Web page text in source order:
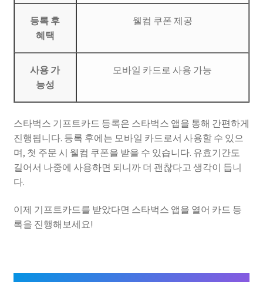
등록 후
혜택
웰컴 쿠폰 제공
사용 가
능성
모바일 카드로 사용 가능
스타벅스 기프트카드 등록은 스타벅스 앱을 통해 간편하게
진행됩니다. 등록 후에는 모바일 카드로서 사용할 수 있으
며, 첫 주문 시 웰컴 쿠폰을 받을 수 있습니다. 유효기간도
길어서 나중에 사용하면 되니까 더 괜찮다고 생각이 듭니
다.
이제 기프트카드를 받았다면 스타벅스 앱을 열어 카드 등
록을 진행해보세요!